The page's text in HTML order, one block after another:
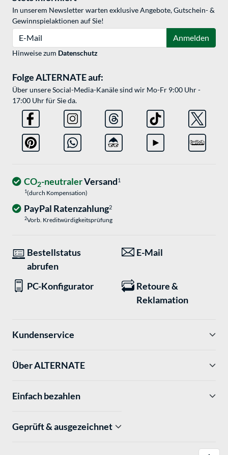
In unserem Newsletter warten exklusive Angebote, Gutschein- &
Gewinnspielaktionen auf Sie!
Anmelden
Hinweise zum Datenschutz
Folge ALTERNATE auf:
Über unsere Social-Media-Kanäle sind wir Mo-Fr 9:00 Uhr -
17:00 Uhr für Sie da.
CO2-neutralerVersand1
1(durch Kompensation)
PayPal Ratenzahlung2
2Vorb. Kreditwürdigkeitsprüfung
Bestellstatus
abrufen
E-Mail
PC-Konfigurator
Retoure &
Reklamation
Kundenservice
Über ALTERNATE
Einfach bezahlen
Geprüft & ausgezeichnet